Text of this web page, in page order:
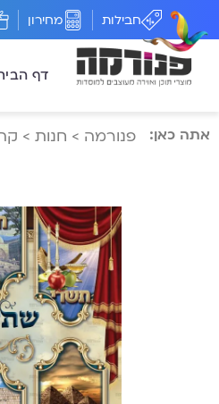
חבילות מחירון
דף
אתה כאן: פנורמה > חנות >